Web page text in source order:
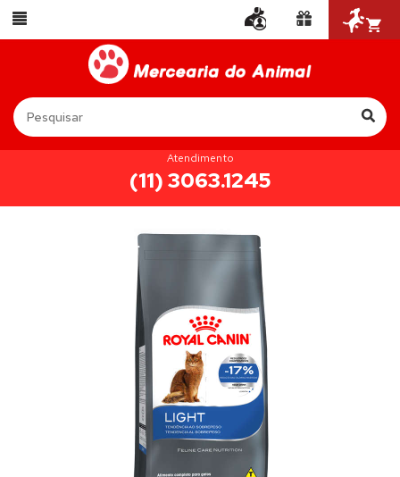
Atendimento
(11) 3063.1245